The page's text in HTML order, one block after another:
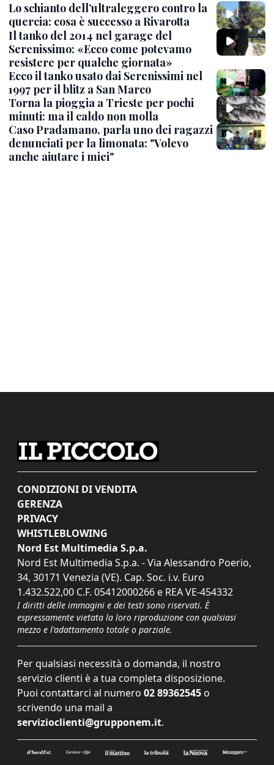
Lo schianto dell’ultraleggero contro la
quercia: cosa è successo a Rivarotta
Il tanko del 2014 nel garage del
Serenissimo: «Ecco come potevamo
resistere per qualche giornata»
Ecco il tanko usato dai Serenissimi nel
1997 per il blitz a San Marco
Torna la pioggia a Trieste per pochi
minuti: ma il caldo non molla
Caso Pradamano, parla uno dei ragazzi
denunciati per la limonata: "Volevo
anche aiutare i miei"
CONDIZIONI DI VENDITA
GERENZA
PRIVACY
WHISTLEBLOWING
Nord Est Multimedia S.p.a.
Nord Est Multimedia S.p.a. - Via Alessandro Poerio,
34, 30171 Venezia (VE). Cap. Soc. i.v. Euro
1.432.522,00 C.F. 05412000266 e REA VE-454332
I diritti delle immagini e dei testi sono riservati. È
espressamente vietata la loro riproduzione con qualsiasi
mezzo e l'adattamento totale o parziale.
Per qualsiasi necessità o domanda, il nostro
servizio clienti è a tua completa disposizione.
Puoi contattarci al numero 02 89362545 o
scrivendo una mail a
servizioclienti@grupponem.it.